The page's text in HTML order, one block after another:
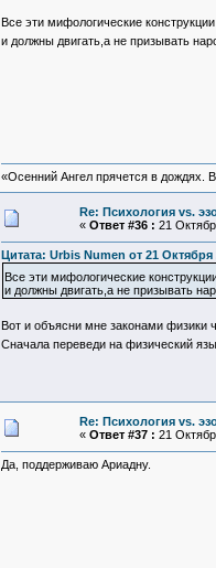
Все эти мифологические
и должны двигать,а не призывать
«Осенний Ангел прячется в дождях.
Re: Психология vs.
« Ответ #36 : 21
Цитата: Urbis Numen от 21 Октября
Все эти мифологические
и должны двигать,а не призывать
Вот и объясни мне законами
Сначала переведи на физический
Re: Психология vs.
« Ответ #37 : 21
Да, поддерживаю Ариадну.